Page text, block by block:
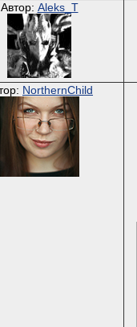
Автор: Aleks_T
NorthernChild